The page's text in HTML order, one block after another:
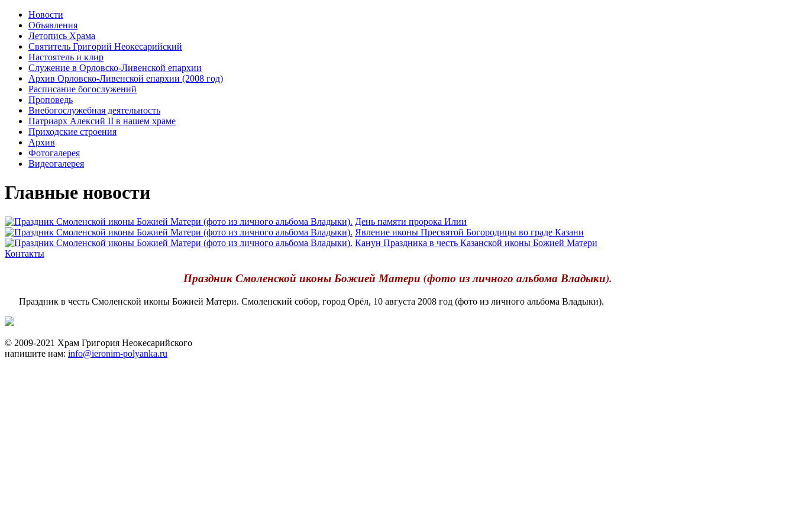
Новости
Объявления
Летопись Храма
Святитель Григорий Неокесарийский
Настоятель и клир
Служение в Орловско-Ливенской епархии
Архив Орловско-Ливенской епархии (2008 год)
Расписание богослужений
Проповедь
Внебогослужебная деятельность
Патриарх Алексий II в нашем храме
Приходские строения
Архив
Фотогалерея
Видеогалерея
Главные новости
День памяти пророка Илии
Явлeние иконы Пресвятой Богородицы во граде Казани
Канун Праздника в честь Казанской иконы Божией Матери
Контакты
Праздник Смоленской иконы Божией Матери (фото из личного альбома Владыки).
Праздник в честь Смоленской иконы Божией Матери. Смоленский собор, город Орёл, 10 августа 2008 год (фото из личного альбома Владыки).
© 2009-2021 Храм Григория Неокесарийского
напишите нам: info@ieronim-polyanka.ru